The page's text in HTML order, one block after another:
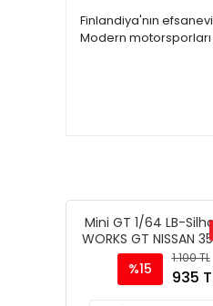
Finlandiya'nın
Modern
Mini GT 1/64 LB-
WORKS GT NISSAN
Ver.2 Blue - Blister
MGT01124-BL
%15
1.100 TL
935